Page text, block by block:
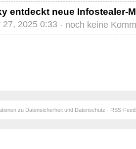
entdeckt neue Infostealer-
2025 0:33 - noch keine
zu Datensicherheit und Datenschutz - RSS-